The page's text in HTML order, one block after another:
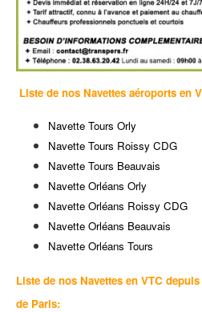
Liste de nos Navettes aéroports en
Navette Tours Orly
Navette Tours Roissy CDG
Navette Tours Beauvais
Navette Orléans Orly
Navette Orléans Roissy CDG
Navette Orléans Beauvais
Navette Orléans Tours
Liste de nos Navettes en VTC
de Paris: